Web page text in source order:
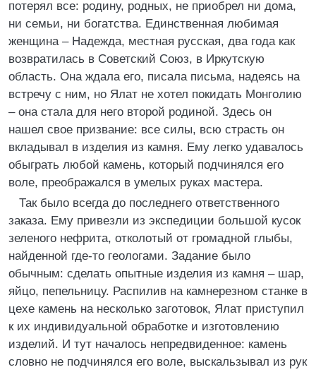
потерял все: родину, родных, не приобрел ни дома,
ни семьи, ни богатства. Единственная любимая
женщина – Надежда, местная русская, два года как
возвратилась в Советский Союз, в Иркутскую
область. Она ждала его, писала письма, надеясь на
встречу с ним, но Ялат не хотел покидать Монголию
– она стала для него второй родиной. Здесь он
нашел свое призвание: все силы, всю страсть он
вкладывал в изделия из камня. Ему легко удавалось
обыграть любой камень, который подчинялся его
воле, преображался в умелых руках мастера.
Так было всегда до последнего ответственного
заказа. Ему привезли из экспедиции большой кусок
зеленого нефрита, отколотый от громадной глыбы,
найденной где-то геологами. Задание было
обычным: сделать опытные изделия из камня – шар,
яйцо, пепельницу. Распилив на камнерезном станке в
цехе камень на несколько заготовок, Ялат приступил
к их индивидуальной обработке и изготовлению
изделий. И тут началось непредвиденное: камень
словно не подчинялся его воле, выскальзывал из рук